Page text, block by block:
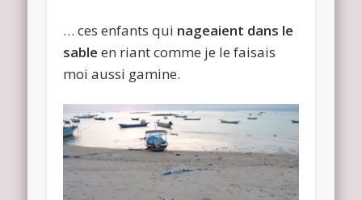
… ces enfants qui nageaient dans le
sable en riant comme je le faisais
moi aussi gamine.